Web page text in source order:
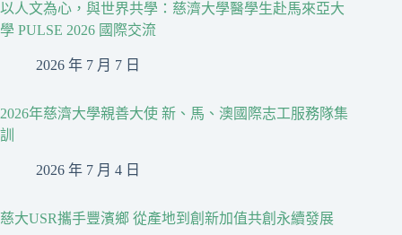
以人文為心，與世界共學：慈濟大學醫學生赴馬來亞大
學 PULSE 2026 國際交流
2026 年 7 月 7 日
2026年慈濟大學親善大使 新、馬、澳國際志工服務隊集
訓
2026 年 7 月 4 日
慈大USR攜手豐濱鄉 從產地到創新加值共創永續發展